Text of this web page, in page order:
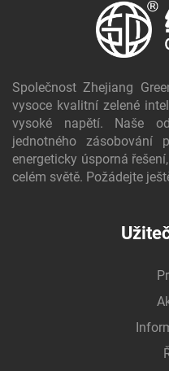
Společnost Zhejiang
vysoce kvalitní zelené
vysoké napětí. Naše
jednotného zásobování
energeticky úsporná
celém světě. Požádejte